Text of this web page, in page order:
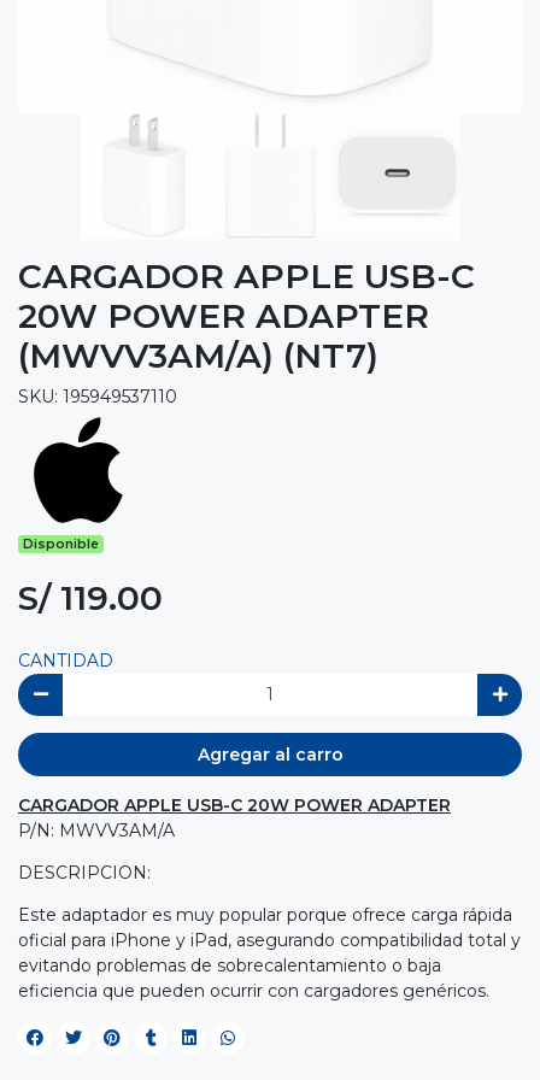
CARGADOR APPLE USB-C
20W POWER ADAPTER
(MWVV3AM/A) (NT7)
SKU: 195949537110
Disponible
S/ 119.00
CANTIDAD
Agregar al carro
CARGADOR APPLE USB-C 20W POWER ADAPTER
P/N: MWVV3AM/A
DESCRIPCION:
Este adaptador es muy popular porque ofrece carga rápida
oficial para iPhone y iPad, asegurando compatibilidad total y
evitando problemas de sobrecalentamiento o baja
eficiencia que pueden ocurrir con cargadores genéricos.